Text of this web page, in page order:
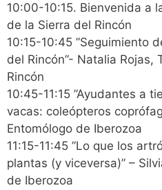
10:00-10:15. Bienvenida a
de la Sierra del Rincón
10:15-10:45 ”Seguimiento
del Rincón”- Natalia Rojas,
Rincón
10:45-11:15 ”Ayudantes a
vacas: coleópteros
Entomólogo de Iberozoa
11:15-11:45 ”Lo que los
plantas (y viceversa)” –
de Iberozoa